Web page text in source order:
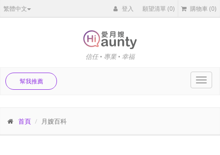
繁體中文 登入 願望清單(0) 購物車 (0)
信任 • 專業 • 幸福
幫我推薦
首頁 月嫂百科